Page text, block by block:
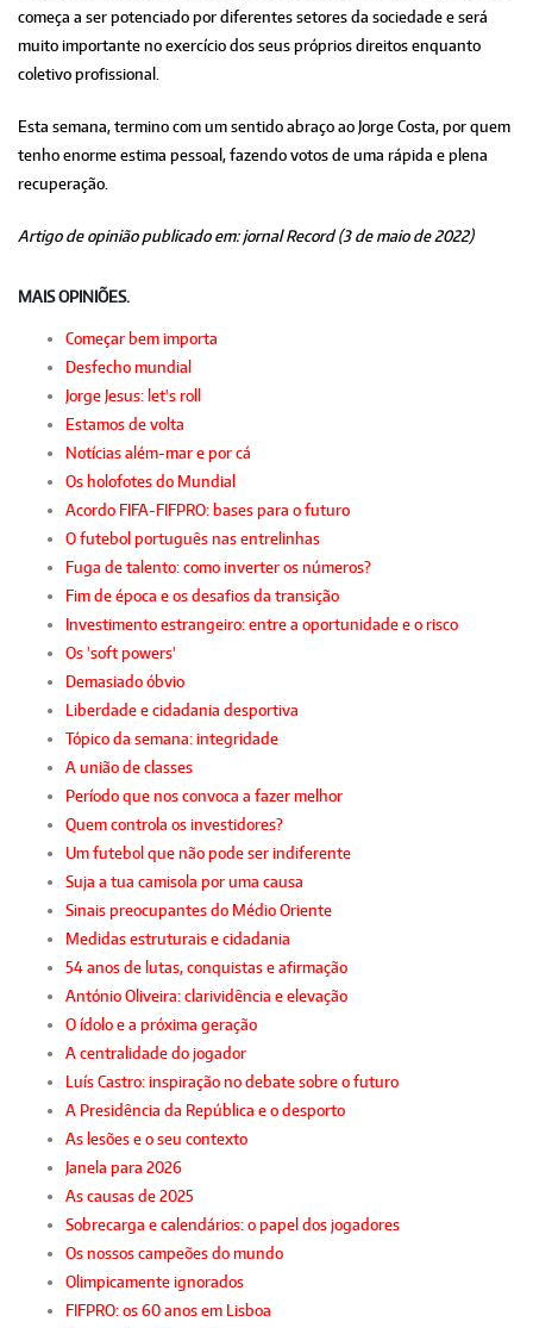
começa a ser potenciado por diferentes setores da sociedade e será
muito importante no exercício dos seus próprios direitos enquanto
coletivo profissional.
Esta semana, termino com um sentido abraço ao Jorge Costa, por quem
tenho enorme estima pessoal, fazendo votos de uma rápida e plena
recuperação.
Artigo de opinião publicado em: jornal Record (3 de maio de 2022)
MAIS OPINIÕES.
Começar bem importa
Desfecho mundial
Jorge Jesus: let's roll
Estamos de volta
Notícias além-mar e por cá
Os holofotes do Mundial
Acordo FIFA-FIFPRO: bases para o futuro
O futebol português nas entrelinhas
Fuga de talento: como inverter os números?
Fim de época e os desafios da transição
Investimento estrangeiro: entre a oportunidade e o risco
Os 'soft powers'
Demasiado óbvio
Liberdade e cidadania desportiva
Tópico da semana: integridade
A união de classes
Período que nos convoca a fazer melhor
Quem controla os investidores?
Um futebol que não pode ser indiferente
Suja a tua camisola por uma causa
Sinais preocupantes do Médio Oriente
Medidas estruturais e cidadania
54 anos de lutas, conquistas e afirmação
António Oliveira: clarividência e elevação
O ídolo e a próxima geração
A centralidade do jogador
Luís Castro: inspiração no debate sobre o futuro
A Presidência da República e o desporto
As lesões e o seu contexto
Janela para 2026
As causas de 2025
Sobrecarga e calendários: o papel dos jogadores
Os nossos campeões do mundo
Olimpicamente ignorados
FIFPRO: os 60 anos em Lisboa